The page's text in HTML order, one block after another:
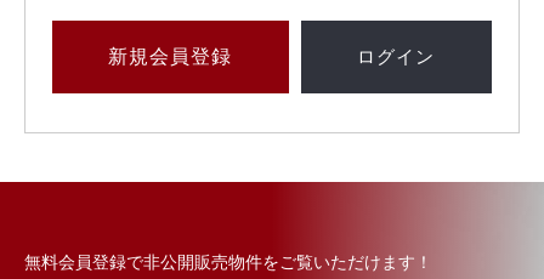
新規会員登録 ログイン
無料会員登録で非公開販売物件をご覧いただけます！